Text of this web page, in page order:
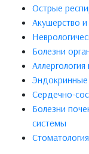
Острые
Акушерство и
Болезни
Сердечно-
Болезни
системы
Стоматология